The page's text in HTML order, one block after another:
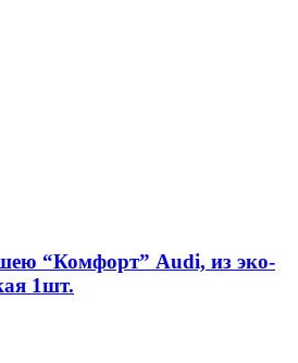
“Комфорт” Audi, из эко-
1шт.